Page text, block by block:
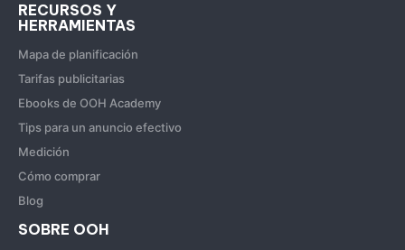
RECURSOS Y
HERRAMIENTAS
Mapa de planificación
Tarifas publicitarias
Ebooks de OOH Academy
Tips para un anuncio efectivo
Medición
Cómo comprar
Blog
SOBRE OOH